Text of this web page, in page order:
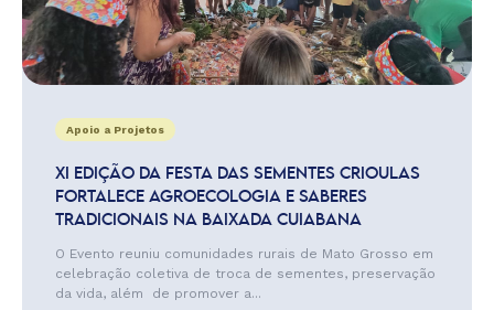
Apoio a Projetos
XI EDIÇÃO DA FESTA DAS SEMENTES CRIOULAS
FORTALECE AGROECOLOGIA E SABERES
TRADICIONAIS NA BAIXADA CUIABANA
O Evento reuniu comunidades rurais de Mato Grosso em
celebração coletiva de troca de sementes, preservação
da vida, além de promover a...